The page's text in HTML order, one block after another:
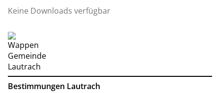
Keine Downloads verfügbar
Bestimmungen Lautrach